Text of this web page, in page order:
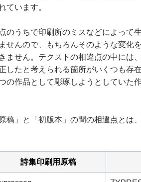
ています。
のうちで印刷所のミスなどによって
せんので、もちろんそのような変化
ません。テクストの相違点の中には
したと考えられる箇所がいくつも存
の作品として彫琢しようとしていた
」と「初版本」の間の相違点とは
詩集印刷用原稿